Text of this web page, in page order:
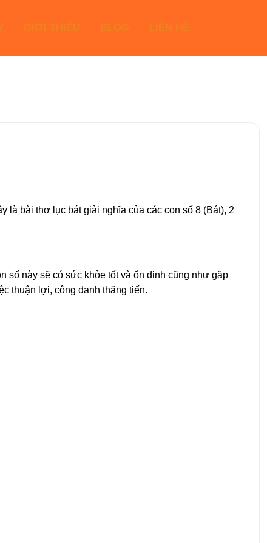
là bài thơ lục bát giải nghĩa của các con số 8 (Bát), 2
số này sẽ có sức khỏe tốt và ổn định cũng như gặp
thuận lợi, công danh thăng tiến.